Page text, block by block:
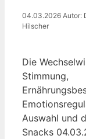
04.03.2026 Autor:
Hilscher
Die
Stimmung,
Auswahl und
Snacks